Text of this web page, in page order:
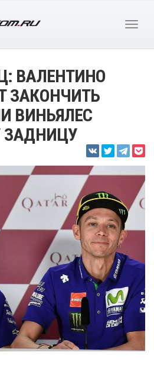
ВАЛЕНТИНО
ЗАКОНЧИТЬ
ВИНЬЯЛЕС
ЗАДНИЦУ